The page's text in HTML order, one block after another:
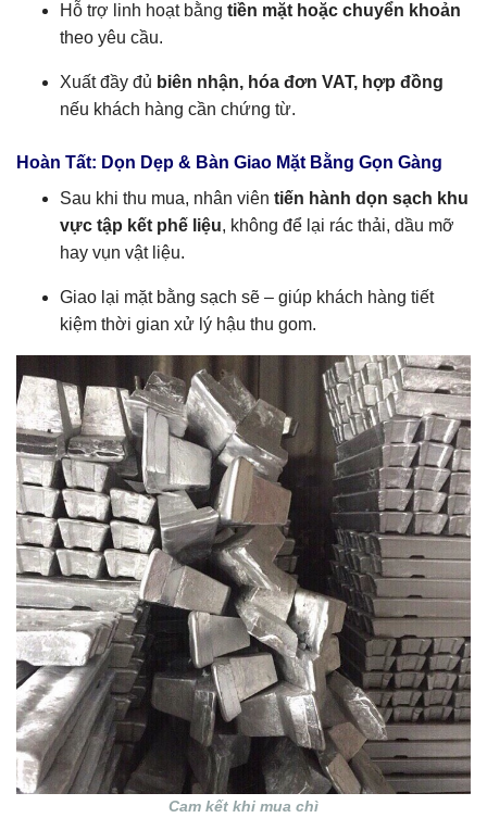
Hỗ trợ linh hoạt bằng tiền mặt hoặc chuyển khoản
theo yêu cầu.
Xuất đầy đủ biên nhận, hóa đơn VAT, hợp đồng
nếu khách hàng cần chứng từ.
Hoàn Tất: Dọn Dẹp & Bàn Giao Mặt Bằng Gọn Gàng
Sau khi thu mua, nhân viên tiến hành dọn sạch khu
vực tập kết phế liệu, không để lại rác thải, dầu mỡ
hay vụn vật liệu.
Giao lại mặt bằng sạch sẽ – giúp khách hàng tiết
kiệm thời gian xử lý hậu thu gom.
Cam kết khi mua chì